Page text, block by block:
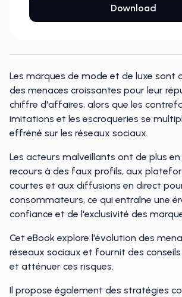
Les marques de mode et de luxe sont
des menaces croissantes pour leur
chiffre d'affaires, alors que les
imitations et les escroqueries se
Les acteurs malveillants ont de plus en
recours à des faux profils, aux
courtes et aux diffusions en direct
consommateurs, ce qui entraîne une
Cet eBook explore l'évolution des
réseaux sociaux et fournit des